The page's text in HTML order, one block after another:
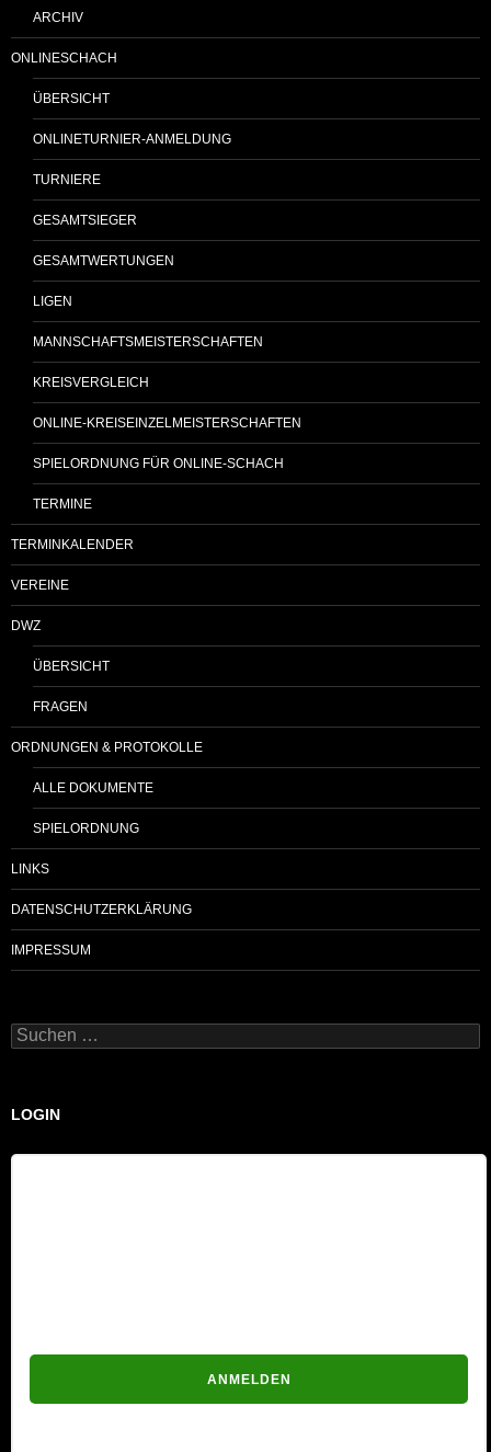
ARCHIV
ONLINESCHACH
ÜBERSICHT
ONLINETURNIER-ANMELDUNG
TURNIERE
GESAMTSIEGER
GESAMTWERTUNGEN
LIGEN
MANNSCHAFTSMEISTERSCHAFTEN
KREISVERGLEICH
ONLINE-KREISEINZELMEISTERSCHAFTEN
SPIELORDNUNG FÜR ONLINE-SCHACH
TERMINE
TERMINKALENDER
VEREINE
DWZ
ÜBERSICHT
FRAGEN
ORDNUNGEN & PROTOKOLLE
ALLE DOKUMENTE
SPIELORDNUNG
LINKS
DATENSCHUTZERKLÄRUNG
IMPRESSUM
Suchen
nach:
LOGIN